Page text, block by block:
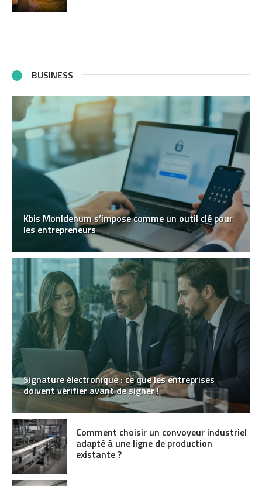
BUSINESS
Kbis MonIdenum s’impose comme un outil clé pour
les entrepreneurs
Signature électronique : ce que les entreprises
doivent vérifier avant de signer !
Comment choisir un convoyeur industriel
adapté à une ligne de production
existante ?